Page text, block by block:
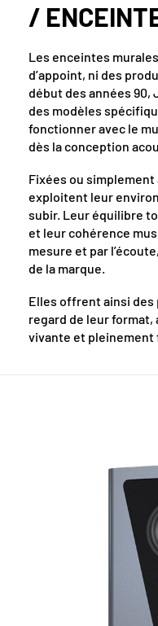
Les enceintes
d’appoint, ni des
début des années 90,
des modèles
fonctionner avec le
dès la conception
Fixées ou
exploitent leur
subir. Leur équilibre
et leur cohérence
mesure et par
de la marque.
Elles offrent ainsi
regard de leur
vivante et pleinement